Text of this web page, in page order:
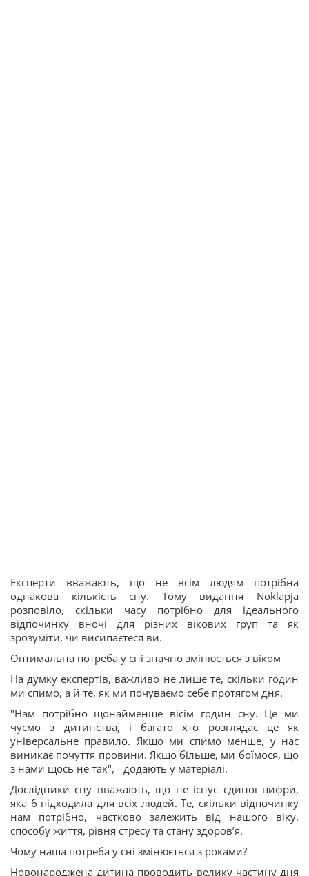
Експерти вважають, що не всім людям потрібна
однакова кількість сну. Тому видання Noklapja
розповіло, скільки часу потрібно для ідеального
відпочинку вночі для різних вікових груп та як
зрозуміти, чи висипаєтеся ви.
Оптимальна потреба у сні значно змінюється з віком
На думку експертів, важливо не лише те, скільки годин
ми спимо, а й те, як ми почуваємо себе протягом дня.
"Нам потрібно щонайменше вісім годин сну. Це ми
чуємо з дитинства, і багато хто розглядає це як
універсальне правило. Якщо ми спимо менше, у нас
виникає почуття провини. Якщо більше, ми боїмося, що
з нами щось не так", - додають у матеріалі.
Дослідники сну вважають, що не існує єдиної цифри,
яка б підходила для всіх людей. Те, скільки відпочинку
нам потрібно, частково залежить від нашого віку,
способу життя, рівня стресу та стану здоровʼя.
Чому наша потреба у сні змінюється з роками?
Новонароджена дитина проводить велику частину дня